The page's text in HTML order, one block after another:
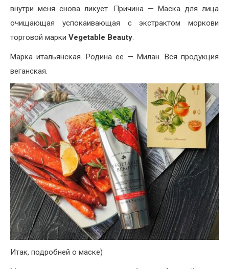
внутри меня снова ликует. Причина — Маска для лица
очищающая успокаивающая с экстрактом моркови
торговой марки Vegetable Beauty.
Марка итальянская. Родина ее — Милан. Вся продукция
веганская.
Итак, подробней о маске)